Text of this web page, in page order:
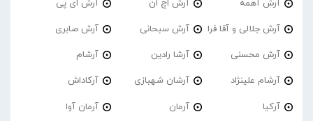
آرش آهمه آرش اچ ان آرش ای پی
آرش جلالی و آقا فرا آرش سبحانی آرش صابری
آرش محسنی آرشا رادین آرشام
آرشام علینژاد آرشان شهبازی آرکاداش
آرکیا آرمان آرمان آوا